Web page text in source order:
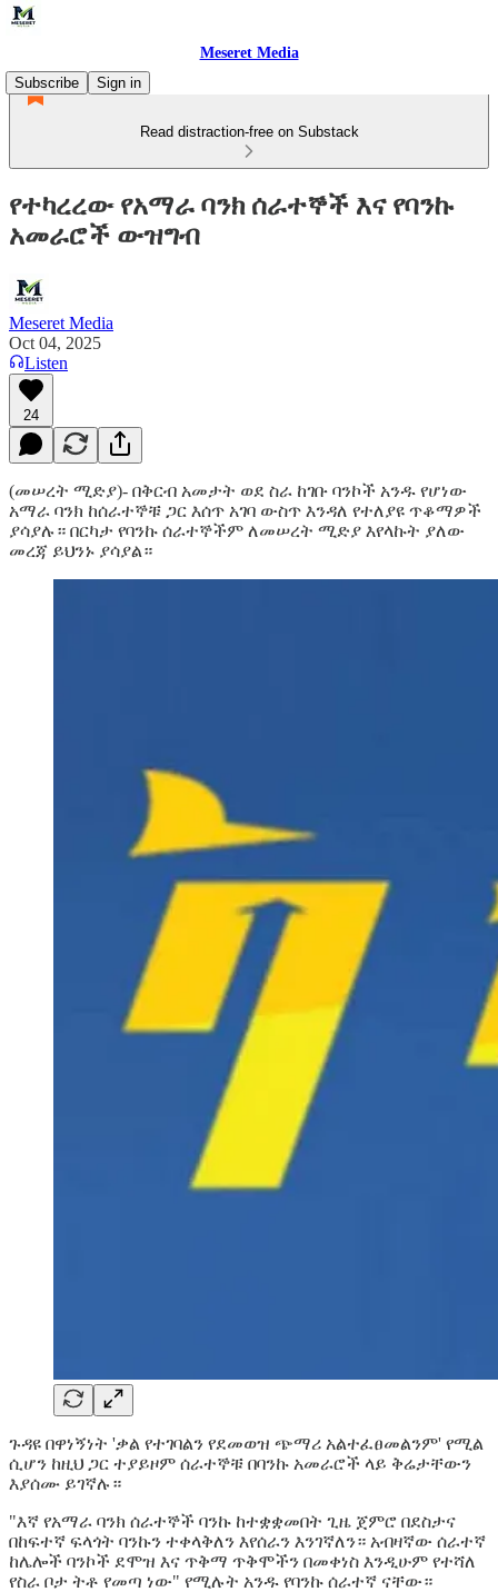
Meseret Media
Subscribe
Sign in
Read distraction-free on Substack
የተካረረው የአማራ ባንክ ሰራተኞች እና የባንኩ
አመራሮች ውዝግብ
Meseret Media
Oct 04, 2025
Listen
24
(መሠረት ሚድያ)- በቅርብ አመታት ወደ ስራ ከገቡ ባንኮች አንዱ የሆነው
አማራ ባንክ ከሰራተኞቹ ጋር እሰጥ አገባ ውስጥ እንዳለ የተለያዩ ጥቆማዎች
ያሳያሉ። በርካታ የባንኩ ሰራተኞችም ለመሠረት ሚድያ እየላኩት ያለው
መረጃ ይህንኑ ያሳያል።
ጉዳዩ በዋነኝነት 'ቃል የተገባልን የደመወዝ ጭማሪ አልተፈፀመልንም' የሚል
ሲሆን ከዚህ ጋር ተያይዞም ሰራተኞቹ በባንኩ አመራሮች ላይ ቅሬታቸውን
እያሰሙ ይገኛሉ።
"እኛ የአማራ ባንክ ሰራተኞች ባንኩ ከተቋቋመበት ጊዜ ጀምሮ በደስታና
በከፍተኛ ፍላጎት ባንኩን ተቀላቅለን እየሰራን እንገኛለን። አብዛኛው ሰራተኛ
ከሌሎች ባንኮች ደሞዝ እና ጥቅማ ጥቅሞችን በመቀነስ እንዲሁም የተሻለ
የስራ ቦታ ትቶ የመጣ ነው" የሚሉት አንዱ የባንኩ ሰራተኛ ናቸው።